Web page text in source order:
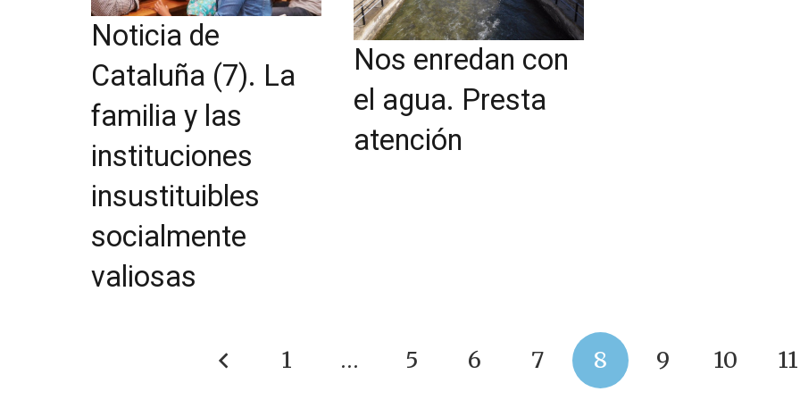
Noticia de
Cataluña (7). La
familia y las
instituciones
insustituibles
socialmente
valiosas
Nos enredan con
el agua. Presta
atención
1 … 5 6 7 8 9 10 11